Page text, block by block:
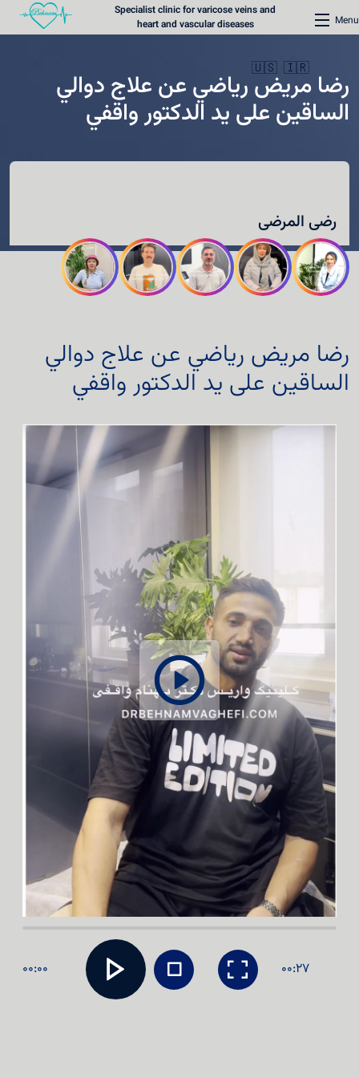
Menu
Specialist clinic for varicose veins and
heart and vascular diseases
🇮🇷
🇺🇸
عيادة القلب
المحتوى الطبي
طرق الاتصال
رضا مريض رياضي عن علاج دوالي
الساقين على يد الدكتور واقفي
رضی المرضى
رضا مريض رياضي عن علاج دوالي
الساقين على يد الدكتور واقفي
00:00 00:27